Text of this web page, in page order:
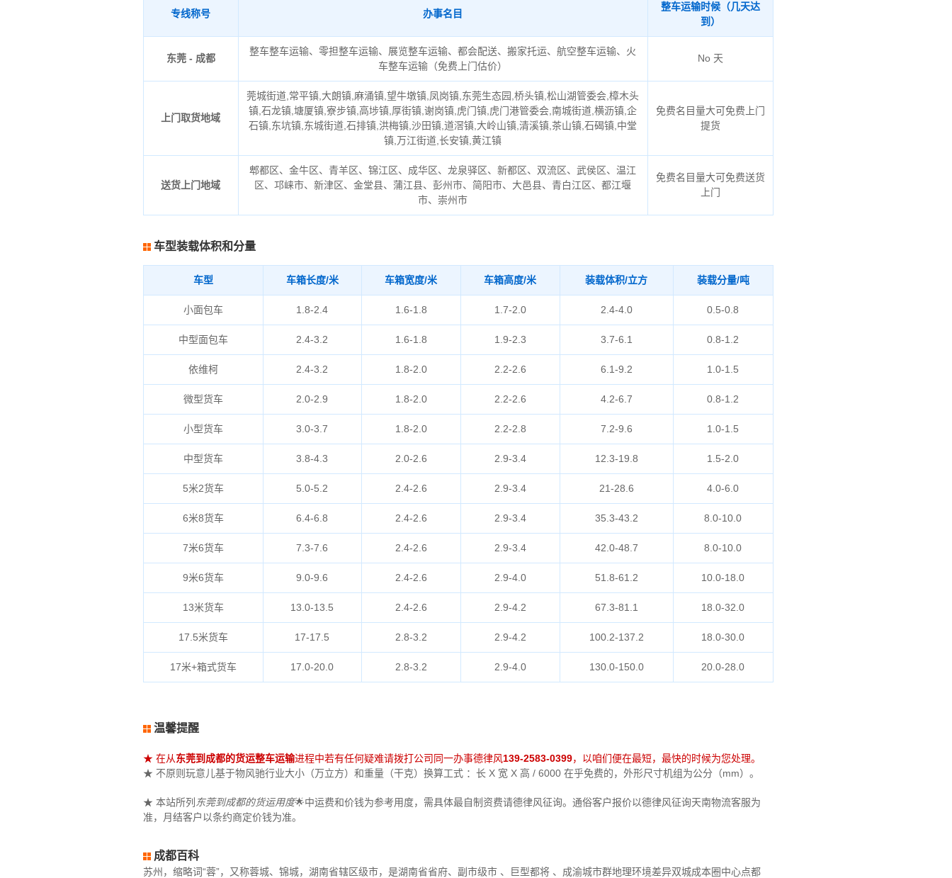
专线称号 办事名目
整车运输时候（几天达
到）
东莞 - 成都
整车整车运输、零担整车运输、展览整车运输、都会配送、搬家托运、航空整车运输、火
车整车运输（免费上门估价）
No 天
上门取货地域
莞城街道,常平镇,大朗镇,麻涌镇,望牛墩镇,凤岗镇,东莞生态园,桥头镇,松山湖管委会,樟木头
镇,石龙镇,塘厦镇,寮步镇,高埗镇,厚街镇,谢岗镇,虎门镇,虎门港管委会,南城街道,横沥镇,企
石镇,东坑镇,东城街道,石排镇,洪梅镇,沙田镇,道滘镇,大岭山镇,清溪镇,茶山镇,石碣镇,中堂
镇,万江街道,长安镇,黄江镇
免费名目量大可免费上门
提货
送货上门地域
郫都区、金牛区、青羊区、锦江区、成华区、龙泉驿区、新都区、双流区、武侯区、温江
区、邛崃市、新津区、金堂县、蒲江县、彭州市、简阳市、大邑县、青白江区、都江堰
市、崇州市
免费名目量大可免费送货
上门
车型装载体积和分量
车型 车箱长度/米 车箱宽度/米 车箱高度/米 装载体积/立方 装载分量/吨
小面包车 1.8-2.4 1.6-1.8 1.7-2.0 2.4-4.0 0.5-0.8
中型面包车 2.4-3.2 1.6-1.8 1.9-2.3 3.7-6.1 0.8-1.2
依维柯 2.4-3.2 1.8-2.0 2.2-2.6 6.1-9.2 1.0-1.5
微型货车 2.0-2.9 1.8-2.0 2.2-2.6 4.2-6.7 0.8-1.2
小型货车 3.0-3.7 1.8-2.0 2.2-2.8 7.2-9.6 1.0-1.5
中型货车 3.8-4.3 2.0-2.6 2.9-3.4 12.3-19.8 1.5-2.0
5米2货车 5.0-5.2 2.4-2.6 2.9-3.4 21-28.6 4.0-6.0
6米8货车 6.4-6.8 2.4-2.6 2.9-3.4 35.3-43.2 8.0-10.0
7米6货车 7.3-7.6 2.4-2.6 2.9-3.4 42.0-48.7 8.0-10.0
9米6货车 9.0-9.6 2.4-2.6 2.9-4.0 51.8-61.2 10.0-18.0
13米货车 13.0-13.5 2.4-2.6 2.9-4.2 67.3-81.1 18.0-32.0
17.5米货车 17-17.5 2.8-3.2 2.9-4.2 100.2-137.2 18.0-30.0
17米+箱式货车 17.0-20.0 2.8-3.2 2.9-4.0 130.0-150.0 20.0-28.0
温馨提醒
★ 在从东莞到成都的货运整车运输进程中若有任何疑难请拨打公司同一办事德律风139-2583-0399，以咱们便在最短，最快的时候为您处理。
★ 不原则玩意儿基于物风驰行业大小（万立方）和重量（干克）换算工式 ：长 X 宽 X 高 / 6000 在乎免费的，外形尺寸机组为公分（mm）。
★ 本站所列 东莞到成都的货运用度🌟中运费和价钱为参考用度，需具体最自制资费请德律风征询。通俗客户报价以德律风征询天南物流客服为
准，月结客户以条约商定价钱为准。
成都百科
苏州，缩略词“蓉”，又称蓉城、锦城，湖南省辖区级市，是湖南省省府、副市级市 、巨型都将 、成渝城市群地理环境差异双城成本圈中心点都